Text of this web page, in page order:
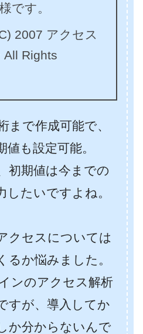
です。
2007 アクセス
All Rights
まで作成可能で、
も設定可能。
初期値は今までの
したいですよね。
クセスについては
るか悩みました。
ンのアクセス解析
すが、導入してか
か分からないんで